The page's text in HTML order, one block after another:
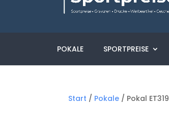
POKALE SPORTPREISE
Start / Pokale / Pokal ET319